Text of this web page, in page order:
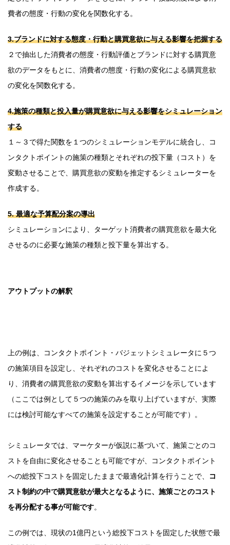
費者の態度・行動の変化を関数化する。
3.ブランドに対する態度・行動と購買意欲に与える影響を把握する
２で抽出した消費者の態度・行動評価とブランドに対する購買意
欲のデータをもとに、消費者の態度・行動の変化による購買意欲
の変化を関数化する。
4.施策の種類と投入量が購買意欲に与える影響をシミュレーション
する
１～３で得た関数を１つのシミュレーションモデルに統合し、コ
ンタクトポイントの施策の種類とそれぞれの投下量（コスト）を
変動させることで、購買意欲の変動を推定するシミュレーターを
作成する。
5.最適な予算配分案の導出
シミュレーションにより、ターゲット消費者の購買意欲を最大化
させるのに必要な施策の種類と投下量を算出する。
アウトプットの解釈
上の例は、コンタクトポイント・バジェットシミュレータに５つ
の施策項目を設定し、それぞれのコストを変化させることによ
り、消費者の購買意欲の変動を算出するイメージを示しています
（ここでは例として５つの施策のみを取り上げていますが、実際
には検討可能なすべての施策を設定することが可能です）。
シミュレータでは、マーケターが仮説に基づいて、施策ごとのコ
ストを自由に変化させることも可能ですが、コンタクトポイント
への総投下コストを固定したままで最適化計算を行うことで、
コ
スト制約の中で購買意欲が最大となるように、施策ごとのコスト
を再分配する事が可能です。
この例では、現状の1億円という総投下コストを固定した状態で最